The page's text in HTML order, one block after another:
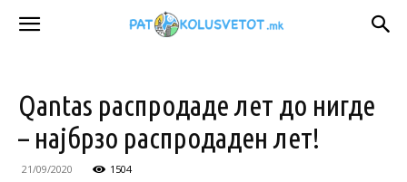
Qantas распродаде лет до нигде
– најбрзо распродаден лет!
21/09/2020 1504